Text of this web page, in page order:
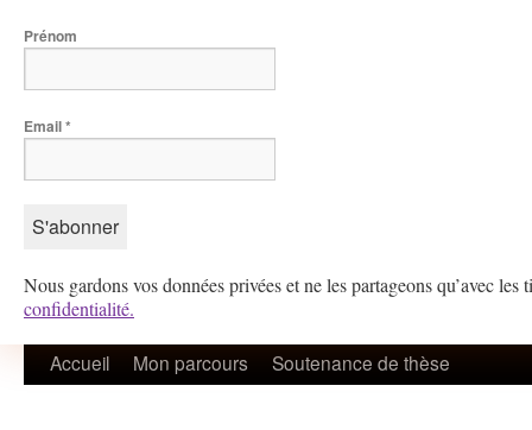
Aller
Accueil Mon parcours Soutenance de thèse
Prénom
Email*
Nous gardons vos données privées et ne les partageons qu’avec
confidentialité.